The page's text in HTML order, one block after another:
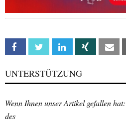
Facebook Twitter Linkedin Xing
UNTERSTÜTZUNG
Wenn Ihnen unser Artikel gefallen
des